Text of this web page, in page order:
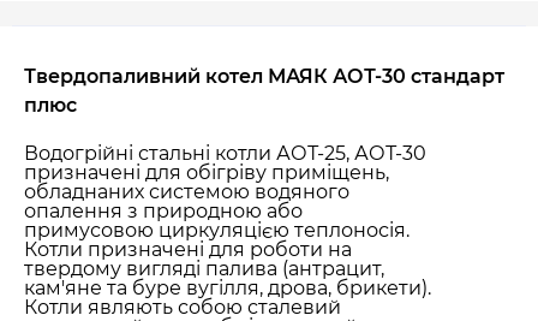
Твердопаливний котел МАЯК АОТ-30 стандарт
плюс
Водогрійні стальні котли АОТ-25, АОТ-30
призначені для обігріву приміщень,
обладнаних системою водяного
опалення з природною або
примусовою циркуляцією теплоносія.
Котли призначені для роботи на
твердому вигляді палива (антрацит,
кам'яне та буре вугілля, дрова, брикети).
Котли являють собою сталевий